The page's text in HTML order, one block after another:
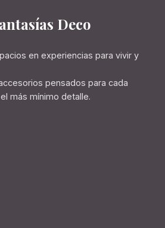
Deco
en experiencias para vivir y
pensados para cada
más mínimo detalle.